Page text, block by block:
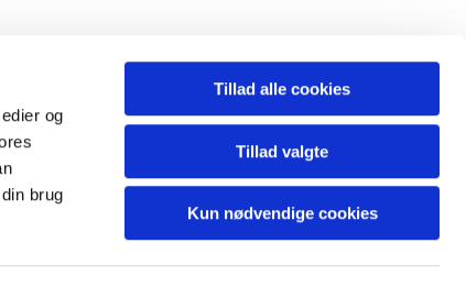
og
brug
Tillad alle cookies
Tillad valgte
Kun nødvendige cookies